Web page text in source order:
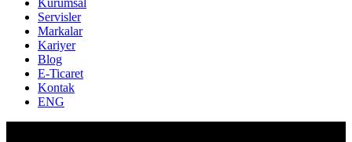
Servisler
Markalar
Kariyer
Blog
E-Ticaret
Kontak
ENG